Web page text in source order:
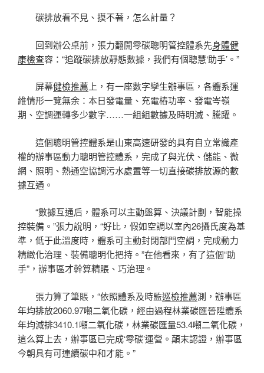
碳排放看不見、摸不著，怎么計量？
回到辦公桌前，張力翻開零碳聰明管控體系先身體健
康檢查容：“追蹤碳排放靜態數據，我們有個聰慧‘助手’。”
屏幕健檢推薦 上，有一座數字孿生辦事區，各體系運
維情形一覽無余：本日發電量、充電樁功率、發電岑嶺
期、空調運轉多少數字……一組組數據及時明滅、騰躍。
這個聰明管控體系是山東高速研發的具有自立常識產
權的辦事區動力聰明管控體系，完成了與光伏、儲能、微
網、照明、熱通空協調污水處置等一切直接碳排放源的數
據互通。
“數據互通后，體系可以主動盤算、決議計劃，智能操
控裝備。”張力說明，“好比，假如空調以室內26攝氏度為基
準，低于此溫度時，體系可主動封閉部門空調，完成動力
精緻化治理、裝備聰明化把持。”在他看來，有了這個“助
手”，辦事區才幹算精賬、巧治理。
張力算了筆賬，“依照體系及時監巡檢推薦測，辦事區
年均排放2060.97噸二氧化碳，經由過程林業碳匯晉陞體系
年均減排3410.1噸二氧化碳，林業碳匯量53.4噸二氧化碳，
這么算上去，辦事區已完成‘零碳’運營。顛末認證，辦事區
今朝具有可連續碳中和才能。”